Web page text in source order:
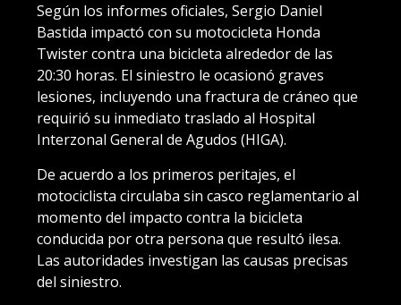
Según los informes oficiales, Sergio Daniel
Bastida impactó con su motocicleta Honda
Twister contra una bicicleta alrededor de las
20:30 horas. El siniestro le ocasionó graves
lesiones, incluyendo una fractura de cráneo que
requirió su inmediato traslado al Hospital
Interzonal General de Agudos (HIGA).
De acuerdo a los primeros peritajes, el
motociclista circulaba sin casco reglamentario al
momento del impacto contra la bicicleta
conducida por otra persona que resultó ilesa.
Las autoridades investigan las causas precisas
del siniestro.